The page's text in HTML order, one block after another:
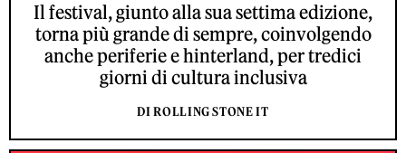
Il festival, giunto alla sua settima edizione,
torna più grande di sempre, coinvolgendo
anche periferie e hinterland, per tredici
giorni di cultura inclusiva
DI ROLLING STONE IT